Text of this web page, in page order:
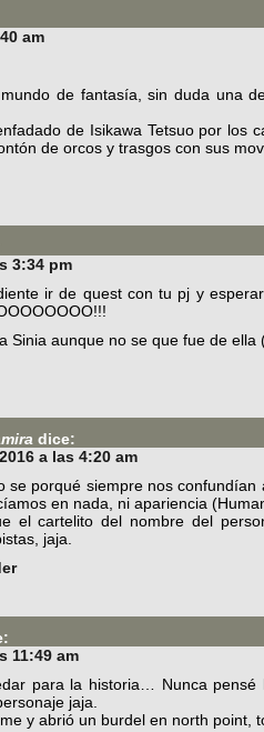
am
de fantasía, sin duda una
de Isikawa Tetsuo por los
de orcos y trasgos con sus
3:34 pm
ir de quest con tu pj y
Sinia aunque no se que fue de
dice:
a las 4:20 am
se porqué siempre nos
en nada, ni apariencia
el cartelito del nombre del
jaja.
11:49 am
para la historia… Nunca
jaja.
y abrió un burdel en north point,